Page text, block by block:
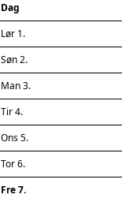
Dag
Lør 1.
Søn 2.
Man 3.
Tir 4.
Ons 5.
Tor 6.
Fre 7.